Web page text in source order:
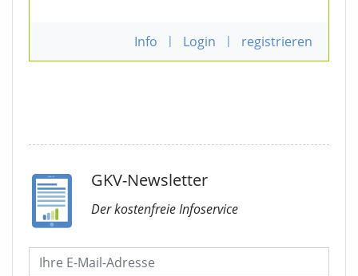
Info | Login | registrieren
GKV-Newsletter
Der kostenfreie Infoservice